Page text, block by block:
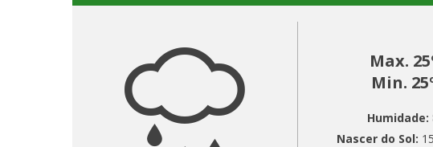
Max.
Min.
Humidade:
Nascer do Sol: